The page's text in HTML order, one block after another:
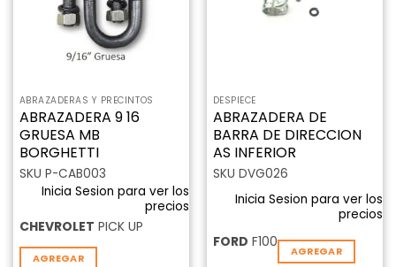
ABRAZADERAS Y PRECINTOS
ABRAZADERA 9 16
GRUESA MB
BORGHETTI
SKU P-CAB003
Inicia Sesion para ver los
precios
CHEVROLET PICK UP
AGREGAR
DESPIECE
ABRAZADERA DE
BARRA DE DIRECCION
AS INFERIOR
SKU DVG026
Inicia Sesion para ver los
precios
FORD F100
AGREGAR